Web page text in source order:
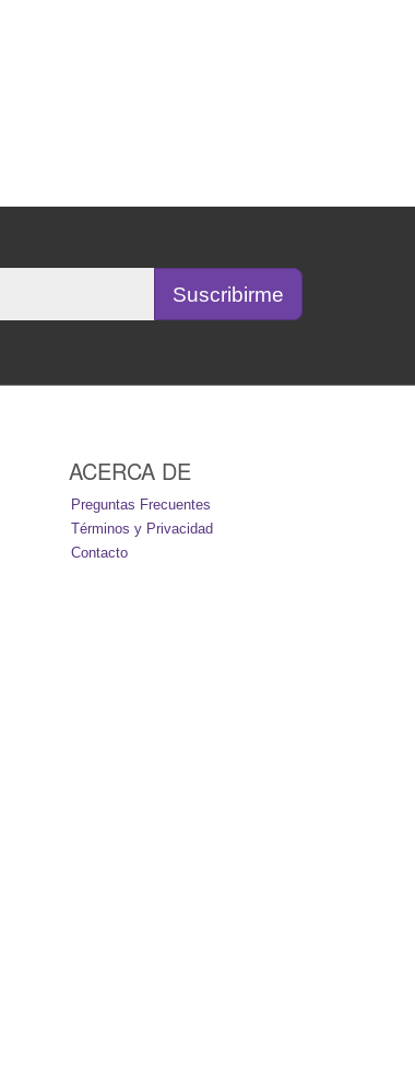
ACERCA DE
Preguntas Frecuentes
Términos y Privacidad
Contacto